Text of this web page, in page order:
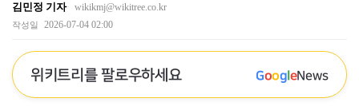
김민정 기자 wikikmj@wikitree.co.kr
작성일 2026-07-04 02:00
위키트리를 팔로우하세요 GoogleNews